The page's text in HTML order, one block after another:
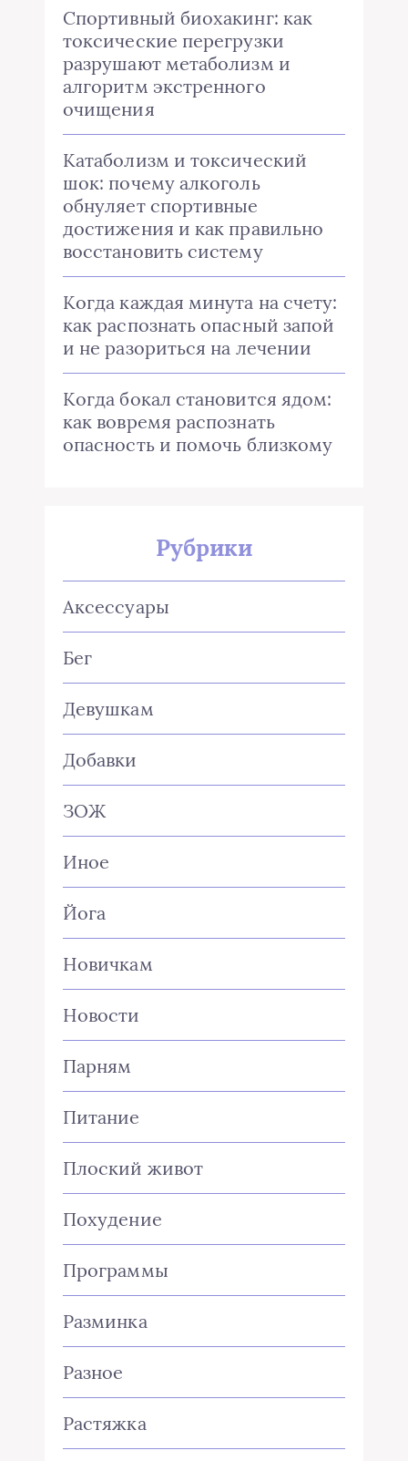
Спортивный биохакинг: как
токсические перегрузки
разрушают метаболизм и
алгоритм экстренного
очищения
Катаболизм и токсический
шок: почему алкоголь
обнуляет спортивные
достижения и как правильно
восстановить систему
Когда каждая минута на счету:
как распознать опасный запой
и не разориться на лечении
Когда бокал становится ядом:
как вовремя распознать
опасность и помочь близкому
Рубрики
Аксессуары
Бег
Девушкам
Добавки
ЗОЖ
Иное
Йога
Новичкам
Новости
Парням
Питание
Плоский живот
Похудение
Программы
Разминка
Разное
Растяжка